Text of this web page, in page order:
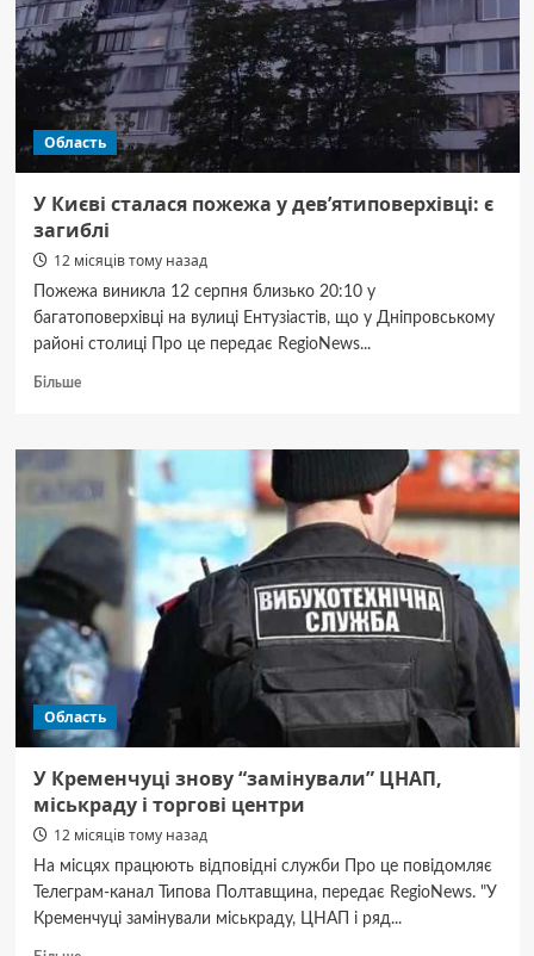
навігації
на
воді
Область
У Києві сталася пожежа у дев’ятиповерхівці: є
загиблі
12 місяців тому назад
Пожежа виникла 12 серпня близько 20:10 у
багатоповерхівці на вулиці Ентузіастів, що у Дніпровському
районі столиці Про це передає RegioNews...
БільшеДокладніше
Києві
пожежа
дев’ятиповерхівці:
загиблі
Область
У Кременчуці знову “замінували” ЦНАП,
міськраду і торгові центри
12 місяців тому назад
На місцях працюють відповідні служби Про це повідомляє
Телеграм-канал Типова Полтавщина, передає RegioNews. "У
Кременчуці замінували міськраду, ЦНАП і ряд...